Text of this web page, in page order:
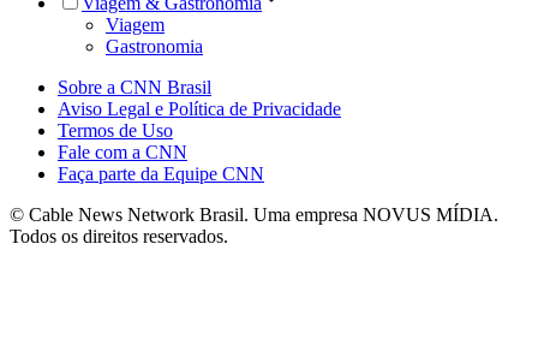
Viagem
Gastronomia
Sobre a CNN Brasil
Aviso Legal e Política de Privacidade
Termos de Uso
Fale com a CNN
Faça parte da Equipe CNN
© Cable News Network Brasil. Uma empresa NOVUS MÍDIA.
Todos os direitos reservados.